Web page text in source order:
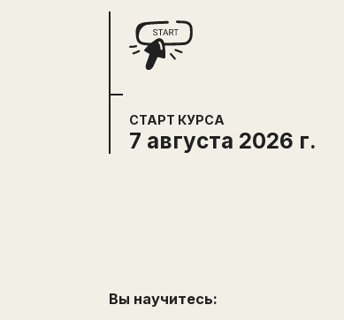
СТАРТ КУРСА
7 августа 2026 г.
Вы научитесь: